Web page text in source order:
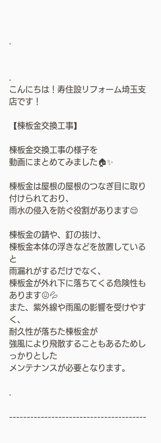
こんにちは！寿住設リフォーム埼玉支
店です！
【棟板金交換工事】
棟板金交換工事の様子を
動画にまとめてみました🏠✨
棟板金は屋根の屋根のつなぎ目に取り
付けられており、
雨水の侵入を防ぐ役割があります😌
棟板金の錆や、釘の抜け、
棟板金本体の浮きなどを放置している
と
雨漏れがするだけでなく、
棟板金が外れ下に落ちてくる危険性も
あります😖💦
また、紫外線や雨風の影響を受けやす
く、
耐久性が落ちた棟板金が
強風により飛散することもあるためし
っかりとした
メンテナンスが必要となります。
---------------------------------------